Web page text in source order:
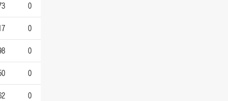
0
0
0
0
0